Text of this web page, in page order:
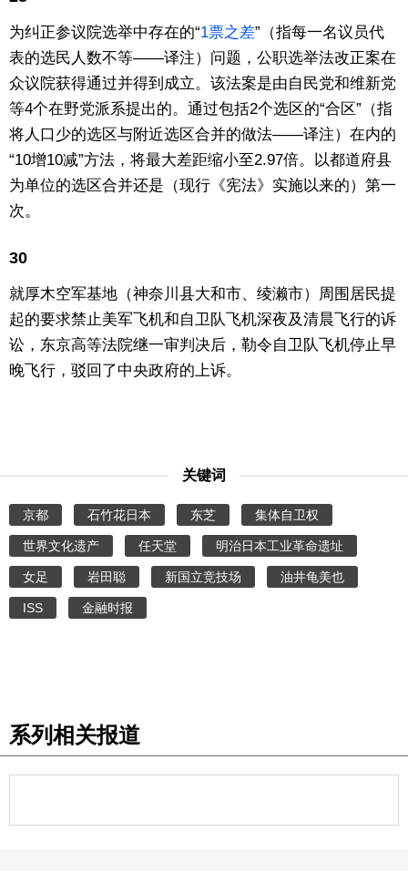
为纠正参议院选举中存在的“1票之差”（指每一名议员代
表的选民人数不等——译注）问题，公职选举法改正案在
众议院获得通过并得到成立。该法案是由自民党和维新党
等4个在野党派系提出的。通过包括2个选区的“合区”（指
将人口少的选区与附近选区合并的做法——译注）在内的
“10增10减”方法，将最大差距缩小至2.97倍。以都道府县
为单位的选区合并还是（现行《宪法》实施以来的）第一
次。
30
就厚木空军基地（神奈川县大和市、绫濑市）周围居民提
起的要求禁止美军飞机和自卫队飞机深夜及清晨飞行的诉
讼，东京高等法院继一审判决后，勒令自卫队飞机停止早
晚飞行，驳回了中央政府的上诉。
关键词
京都 石竹花日本 东芝 集体自卫权
世界文化遗产 任天堂 明治日本工业革命遗址
女足 岩田聪 新国立竞技场 油井龟美也
ISS 金融时报
系列相关报道